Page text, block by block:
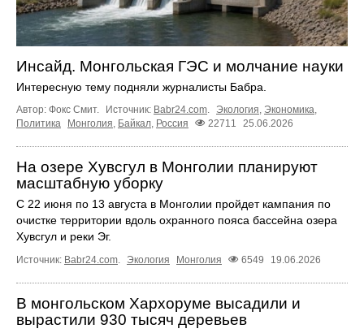
Инсайд. Монгольская ГЭС и молчание науки
Интересную тему подняли журналисты Бабра.
Автор: Фокс Смит. Источник: Babr24.com. Экология, Экономика,
Политика
Монголия, Байкал, Россия 22711 25.06.2026
На озере Хувсгул в Монголии планируют
масштабную уборку
С 22 июня по 13 августа в Монголии пройдет кампания по
очистке территории вдоль охранного пояса бассейна озера
Хувсгул и реки Эг.
Источник: Babr24.com. Экология Монголия 6549 19.06.2026
В монгольском Хархоруме высадили и
вырастили 930 тысяч деревьев